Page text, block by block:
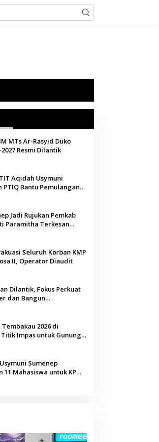
MTs Ar-Rasyid Duko
Resmi Dilantik
Aqidah Usymuni
PTIQ Bantu Pemulangan
Aceh di Malaysia
Jadi Rujukan Pemkab
Paramitha Terkesan
Budaya
Seluruh Korban KMP
II, Operator Diaudit
Dilantik, Fokus Perkuat
dan Bangun
2026 di
Impas untuk Gunung,
Sumenep
11 Mahasiswa untuk KPM
Malaysia